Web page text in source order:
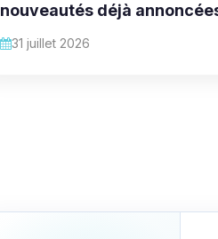
nouveautés déjà
31 juillet 2026